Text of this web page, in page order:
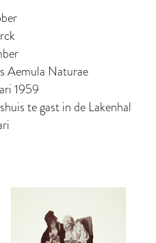
Aemula Naturae
1959
te gast in de Lakenhal